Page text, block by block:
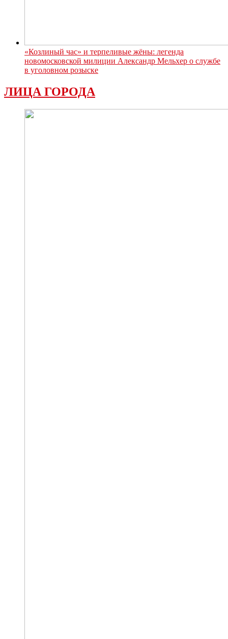
«Козлиный час» и терпеливые жёны: легенда
новомосковской милиции Александр Мельхер о службе
в уголовном розыске
ЛИЦА ГОРОДА